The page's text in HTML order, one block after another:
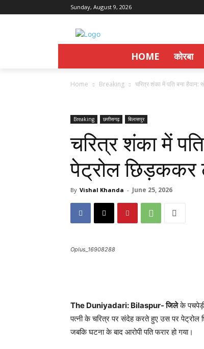
Sunday, August 9, 2026
HOME कोरबा
Home Breaking चरित्र शंका में पति बना हैवान:
Breaking छत्तीसगढ़ बिलासपुर
चरित्र शंका में
पेट्रोल छिड़ककर
By Vishal Khanda - June 25, 2026
Oplus_16908288
The Duniyadari: Bilaspur- जिलेके पचपेड़ी
पत्नी के चरित्र पर संदेह करते हुए उस पर पेट्रोल
जबकि घटना के बाद आरोपी पति फरार हो गया।